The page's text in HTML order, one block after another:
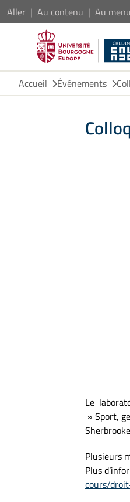
Aller Au contenu Au menu
Accueil
Événements
Le
» Sport,
Plusieurs
Plus
cours/